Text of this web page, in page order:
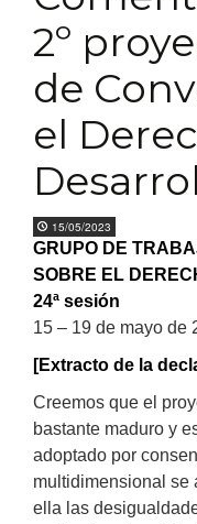
2º
de
el
15/05/2023
GRUPO DE
SOBRE EL
24ª sesión
15 – 19 de mayo de
[Extracto de la
Creemos que el
bastante maduro y
adoptado por
multidimensional se
ella las